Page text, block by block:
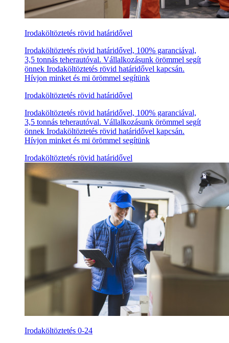
Irodaköltöztetés rövid határidővel
Irodaköltöztetés rövid határidővel, 100% garanciával,
3,5 tonnás teherautóval. Vállalkozásunk örömmel segít
önnek Irodaköltöztetés rövid határidővel kapcsán.
Hívjon minket és mi örömmel segítünk
Irodaköltöztetés rövid határidővel
Irodaköltöztetés rövid határidővel, 100% garanciával,
3,5 tonnás teherautóval. Vállalkozásunk örömmel segít
önnek Irodaköltöztetés rövid határidővel kapcsán.
Hívjon minket és mi örömmel segítünk
Irodaköltöztetés rövid határidővel
Irodaköltöztetés 0-24